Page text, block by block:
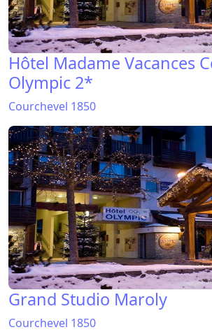
Hôtel Madame Vacances
Olympic 2*
Courchevel 1850
Grand Studio Maroly
Courchevel 1850